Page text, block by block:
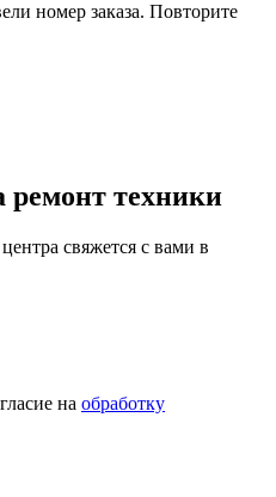
номер заказа. Повторите
ремонт техники
свяжется с вами в
на обработку